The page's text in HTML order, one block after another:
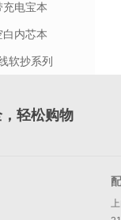
充电宝本
白内芯本
软抄系列
轻松购物